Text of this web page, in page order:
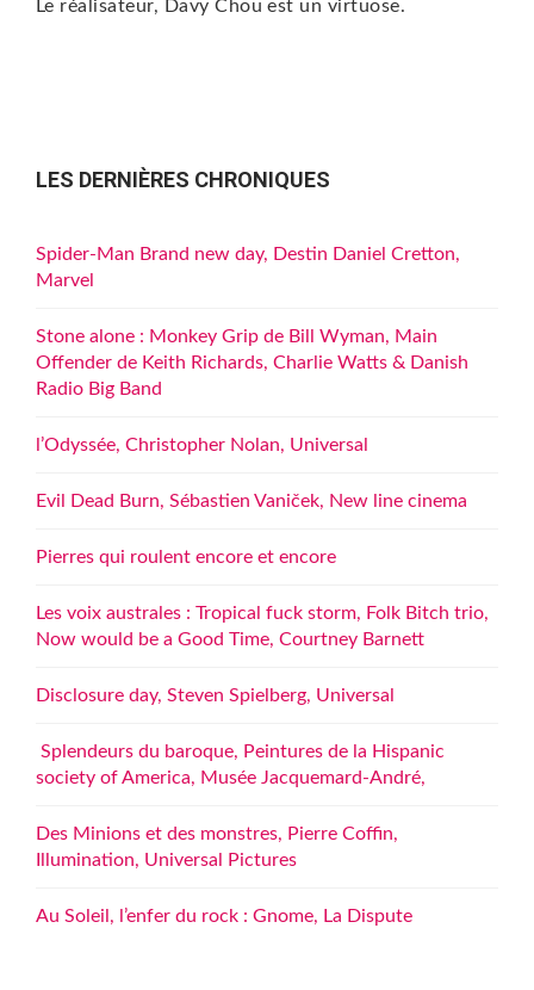
Le réalisateur, Davy Chou est un virtuose.
LES DERNIÈRES CHRONIQUES
Spider-Man Brand new day, Destin Daniel Cretton,
Marvel
Stone alone : Monkey Grip de Bill Wyman, Main
Offender de Keith Richards, Charlie Watts & Danish
Radio Big Band
l’Odyssée, Christopher Nolan, Universal
Evil Dead Burn, Sébastien Vaniček, New line cinema
Pierres qui roulent encore et encore
Les voix australes : Tropical fuck storm, Folk Bitch trio,
Now would be a Good Time, Courtney Barnett
Disclosure day, Steven Spielberg, Universal
Splendeurs du baroque, Peintures de la Hispanic
society of America, Musée Jacquemard-André,
Des Minions et des monstres, Pierre Coffin,
Illumination, Universal Pictures
Au Soleil, l’enfer du rock : Gnome, La Dispute